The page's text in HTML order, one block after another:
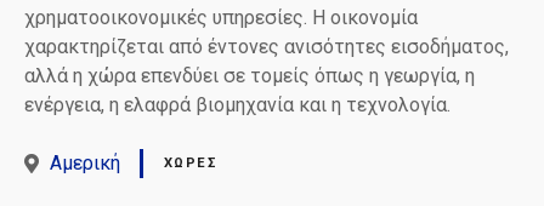
χρηματοοικονομικές υπηρεσίες. Η οικονομία
χαρακτηρίζεται από έντονες ανισότητες εισοδήματος,
αλλά η χώρα επενδύει σε τομείς όπως η γεωργία, η
ενέργεια, η ελαφρά βιομηχανία και η τεχνολογία.
Αμερική ΧΏΡΕΣ